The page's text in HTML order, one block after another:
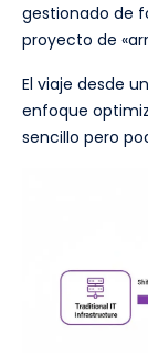
gestionado de
proyecto de
El viaje desde
enfoque
sencillo pero